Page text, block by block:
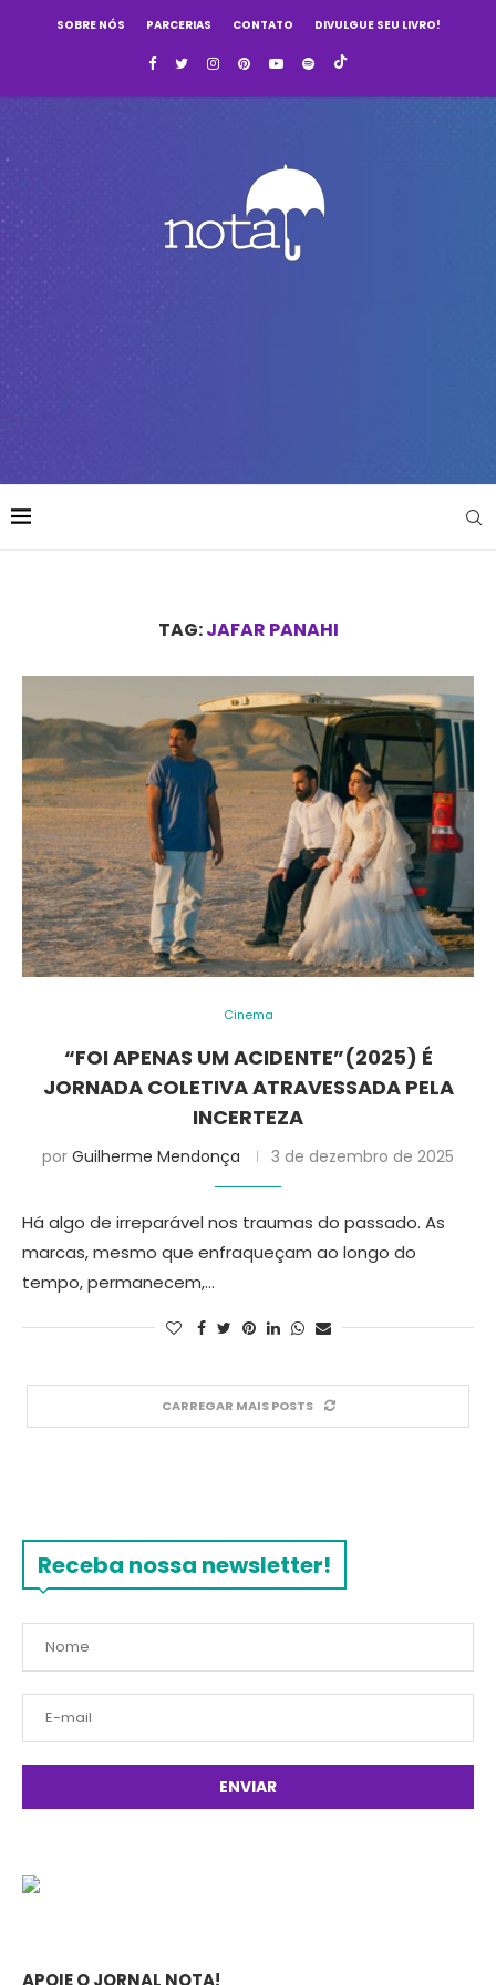
SOBRE NÓS PARCERIAS CONTATO DIVULGUE SEU LIVRO!
TAG:JAFAR PANAHI
Cinema
“FOI APENAS UM ACIDENTE”(2025) É
JORNADA COLETIVA ATRAVESSADA PELA
INCERTEZA
por Guilherme Mendonça 3 de dezembro de 2025
Há algo de irreparável nos traumas do passado. As
marcas, mesmo que enfraqueçam ao longo do
tempo, permanecem,…
CARREGAR MAIS POSTS
Receba nossa newsletter!
APOIE O JORNAL NOTA!